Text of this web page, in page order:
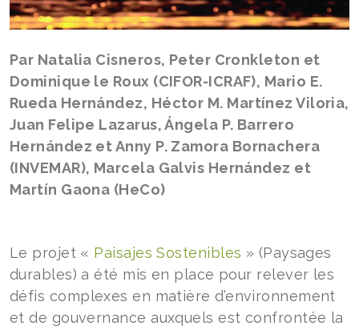
Par Natalia Cisneros, Peter Cronkleton et
Dominique le Roux (CIFOR-ICRAF), Mario E.
Rueda Hernández, Héctor M. Martínez Viloria,
Juan Felipe Lazarus, Ángela P. Barrero
Hernández et Anny P. Zamora Bornachera
(INVEMAR), Marcela Galvis Hernández et
Martín Gaona (HeCo)
Le projet « Paisajes Sostenibles » (Paysages
durables) a été mis en place pour relever les
défis complexes en matière d’environnement
et de gouvernance auxquels est confrontée la